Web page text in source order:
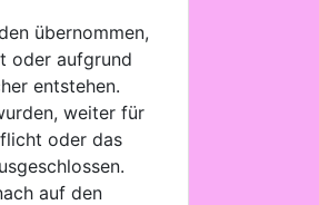
übernommen,
oder aufgrund
entstehen.
weiter für
oder das
auf den